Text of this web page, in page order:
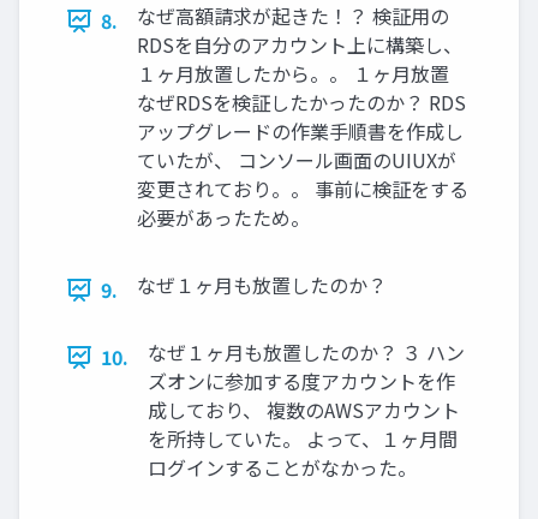
8.
なぜ高額請求が起きた！？ 検証用の
RDSを自分のアカウント上に構築し、
１ヶ月放置したから。。 １ヶ月放置
なぜRDSを検証したかったのか？ RDS
アップグレードの作業手順書を作成し
ていたが、 コンソール画面のUIUXが
変更されており。。 事前に検証をする
必要があったため。
9. なぜ１ヶ月も放置したのか？
10.
なぜ１ヶ月も放置したのか？ ３ ハン
ズオンに参加する度アカウントを作
成しており、 複数のAWSアカウント
を所持していた。 よって、１ヶ月間
ログインすることがなかった。